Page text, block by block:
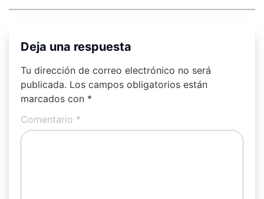
Deja una respuesta
Tu dirección de correo electrónico no será
publicada. Los campos obligatorios están
marcados con *
Comentario *